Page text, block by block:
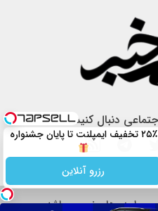
دنبال کنید
به رهام خبر می باشد.
۲۵٪ تخفیف ایمپلنت تا پایان جشنواره
رزرو آنلاین